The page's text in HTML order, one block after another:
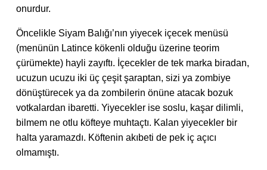
onurdur.
Öncelikle Siyam Balığı’nın yiyecek içecek menüsü
(menünün Latince kökenli olduğu üzerine teorim
çürümekte) hayli zayıftı. İçecekler de tek marka biradan,
ucuzun ucuzu iki üç çeşit şaraptan, sizi ya zombiye
dönüştürecek ya da zombilerin önüne atacak bozuk
votkalardan ibaretti. Yiyecekler ise soslu, kaşar dilimli,
bilmem ne otlu köfteye muhtaçtı. Kalan yiyecekler bir
halta yaramazdı. Köftenin akıbeti de pek iç açıcı
olmamıştı.